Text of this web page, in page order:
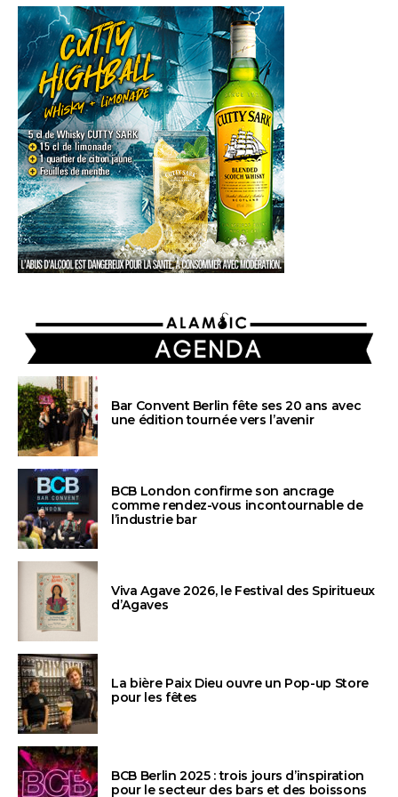
AGENDA
Bar Convent Berlin fête ses 20 ans avec
une édition tournée vers l’avenir
BCB London confirme son ancrage
comme rendez-vous incontournable de
l’industrie bar
Viva Agave 2026, le Festival des Spiritueux
d’Agaves
La bière Paix Dieu ouvre un Pop-up Store
pour les fêtes
BCB Berlin 2025 : trois jours d’inspiration
pour le secteur des bars et des boissons